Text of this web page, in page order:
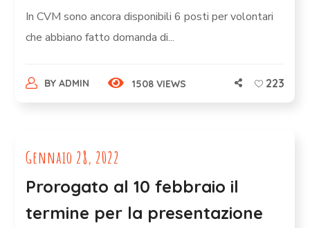
In CVM sono ancora disponibili 6 posti per volontari
che abbiano fatto domanda di...
BY ADMIN 1508 VIEWS 223
Gennaio 28, 2022
Prorogato al 10 febbraio il
termine per la presentazione